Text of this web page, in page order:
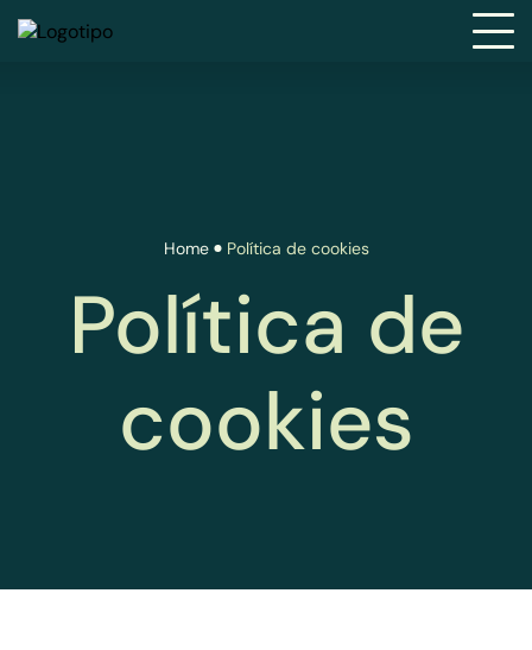
Home Política de cookies
Política de
cookies